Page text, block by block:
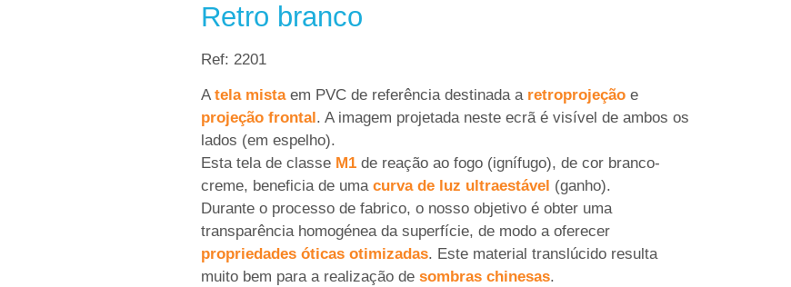
Retro branco
Ref: 2201
A tela mistaem PVC de referência destinada a retroprojeçãoe
projeção frontal . A imagem projetada neste ecrã é visível de ambos os
lados (em espelho).
Esta tela de classe M1de reação ao fogo (ignífugo), de cor branco-
creme, beneficia de umacurva de luz ultraestável (ganho).
Durante o processo de fabrico, o nosso objetivo é obter uma
transparência homogénea da superfície, de modo a oferecer
propriedades óticas otimizadas. Este material translúcido resulta
muito bem para a realização de sombras chinesas.